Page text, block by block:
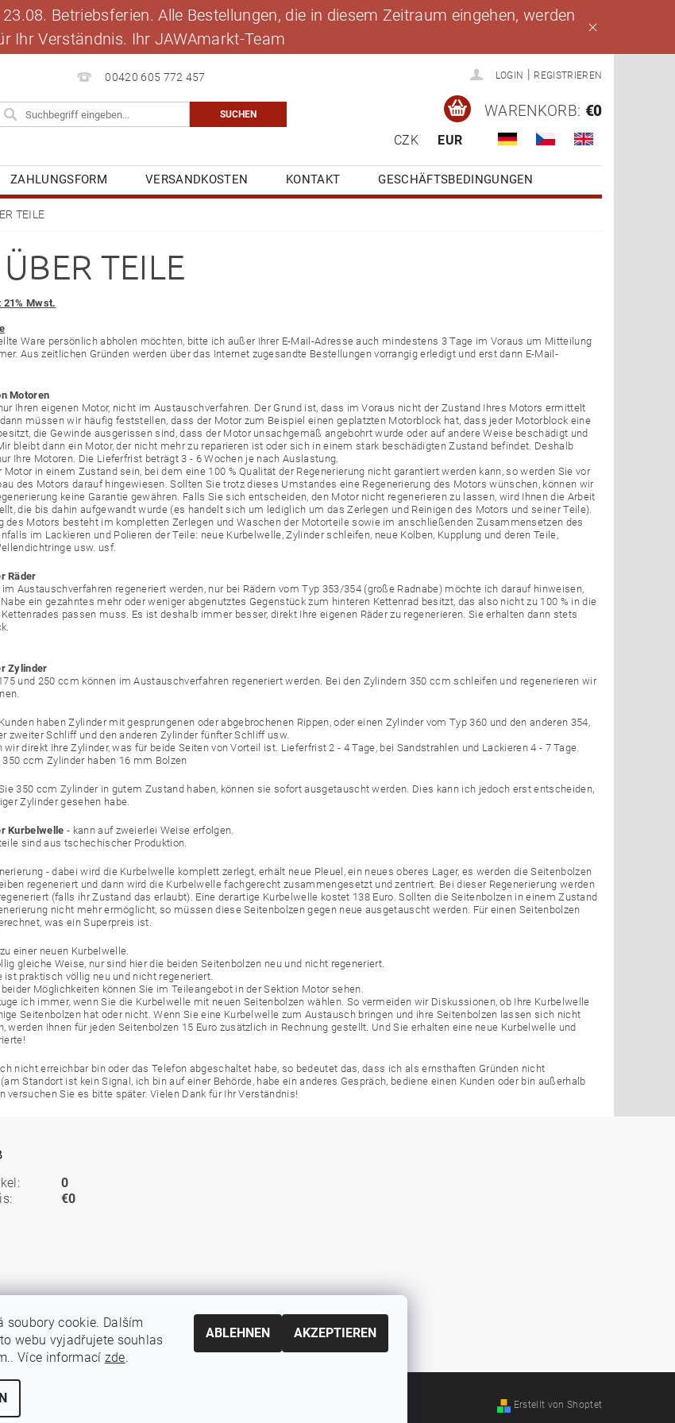
Betriebsferien. Alle Bestellungen, die in diesem Zeitraum eingehen, werden
Ihr Verständnis. Ihr JAWAmarkt-Team
00420 605 772 457 LOGIN REGISTRIEREN
CZK EUR
WARENKORB: €0
ZAHLUNGSFORM VERSANDKOSTEN KONTAKT
GESCHÄFTSBEDINGUNGEN
BLOGTEILE
TEILE
21% Mwst.
Ware persönlich abholen möchten, bitte ich außer Ihrer E-Mail-Adresse auch mindestens 3 Tage im Voraus um Mitteilung
Aus zeitlichen Gründen werden über das Internet zugesandte Bestellungen vorrangig erledigt und erst dann E-Mail-
Motoren
Ihren eigenen Motor, nicht im Austauschverfahren. Der Grund ist, dass im Voraus nicht der Zustand Ihres Motors ermittelt
müssen wir häufig feststellen, dass der Motor zum Beispiel einen geplatzten Motorblock hat, dass jeder Motorblock eine
die Gewinde ausgerissen sind, dass der Motor unsachgemäß angebohrt wurde oder auf andere Weise beschädigt und
bleibt dann ein Motor, der nicht mehr zu reparieren ist oder sich in einem stark beschädigten Zustand befindet. Deshalb
Ihre Motoren. Die Lieferfrist beträgt 3 - 6 Wochen je nach Auslastung.
Motor in einem Zustand sein, bei dem eine 100 % Qualität der Regenerierung nicht garantiert werden kann, so werden Sie vor
des Motors darauf hingewiesen. Sollten Sie trotz dieses Umstandes eine Regenerierung des Motors wünschen, können wir
keine Garantie gewähren. Falls Sie sich entscheiden, den Motor nicht regenerieren zu lassen, wird Ihnen die Arbeit
die bis dahin aufgewandt wurde (es handelt sich um lediglich um das Zerlegen und Reinigen des Motors und seiner Teile).
des Motors besteht im kompletten Zerlegen und Waschen der Motorteile sowie im anschließenden Zusammensetzen des
im Lackieren und Polieren der Teile: neue Kurbelwelle, Zylinder schleifen, neue Kolben, Kupplung und deren Teile,
usw. usf.
Räder
im Austauschverfahren regeneriert werden, nur bei Rädern vom Typ 353/354 (große Radnabe) möchte ich darauf hinweisen,
ein gezahntes mehr oder weniger abgenutztes Gegenstück zum hinteren Kettenrad besitzt, das also nicht zu 100 % in die
passen muss. Es ist deshalb immer besser, direkt Ihre eigenen Räder zu regenerieren. Sie erhalten dann stets
Zylinder
und 250 ccm können im Austauschverfahren regeneriert werden. Bei den Zylindern 350 ccm schleifen und regenerieren wir
haben Zylinder mit gesprungenen oder abgebrochenen Rippen, oder einen Zylinder vom Typ 360 und den anderen 354,
zweiter Schliff und den anderen Zylinder fünfter Schliff usw.
direkt Ihre Zylinder, was für beide Seiten von Vorteil ist. Lieferfrist 2 - 4 Tage, bei Sandstrahlen und Lackieren 4 - 7 Tage.
350 ccm Zylinder haben 16 mm Bolzen
350 ccm Zylinder in gutem Zustand haben, können sie sofort ausgetauscht werden. Dies kann ich jedoch erst entscheiden,
Zylinder gesehen habe.
Kurbelwelle- kann auf zweierlei Weise erfolgen.
sind aus tschechischer Produktion.
- dabei wird die Kurbelwelle komplett zerlegt, erhält neue Pleuel, ein neues oberes Lager, es werden die Seitenbolzen
regeneriert und dann wird die Kurbelwelle fachgerecht zusammengesetzt und zentriert. Bei dieser Regenerierung werden
(falls ihr Zustand das erlaubt). Eine derartige Kurbelwelle kostet 138 Euro. Sollten die Seitenbolzen in einem Zustand
nicht mehr ermöglicht, so müssen diese Seitenbolzen gegen neue ausgetauscht werden. Für einen Seitenbolzen
was ein Superpreis ist.
einer neuen Kurbelwelle.
gleiche Weise, nur sind hier die beiden Seitenbolzen neu und nicht regeneriert.
ist praktisch völlig neu und nicht regeneriert.
Möglichkeiten können Sie im Teileangebot in der Sektion Motor sehen.
ich immer, wenn Sie die Kurbelwelle mit neuen Seitenbolzen wählen. So vermeiden wir Diskussionen, ob Ihre Kurbelwelle
Seitenbolzen hat oder nicht. Wenn Sie eine Kurbelwelle zum Austausch bringen und ihre Seitenbolzen lassen sich nicht
werden Ihnen für jeden Seitenbolzen 15 Euro zusätzlich in Rechnung gestellt. Und Sie erhalten eine neue Kurbelwelle und
nicht erreichbar bin oder das Telefon abgeschaltet habe, so bedeutet das, dass ich als ernsthaften Gründen nicht
Standort ist kein Signal, ich bin auf einer Behörde, habe ein anderes Gespräch, bediene einen Kunden oder bin außerhalb
versuchen Sie es bitte später. Vielen Dank für Ihr Verständnis!
0
€0
Erstellt von Shoptet
soubory cookie. Dalším
webu vyjadřujete souhlas
Více informací zde.
ABLEHNEN AKZEPTIEREN